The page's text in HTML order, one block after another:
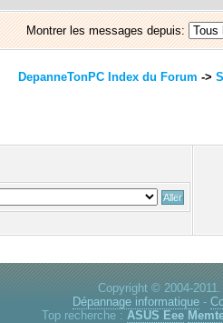
Montrer les messages depuis:
DepanneTonPC Index du Forum ->
Copyright © 2004-
Dépannage informatique -
Top recherche : ASUS Eee